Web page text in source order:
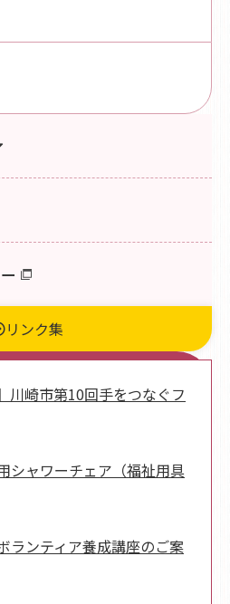
リンク集
川崎市第10回手をつなぐフ
シャワーチェア（福祉用具
ランティア養成講座のご案